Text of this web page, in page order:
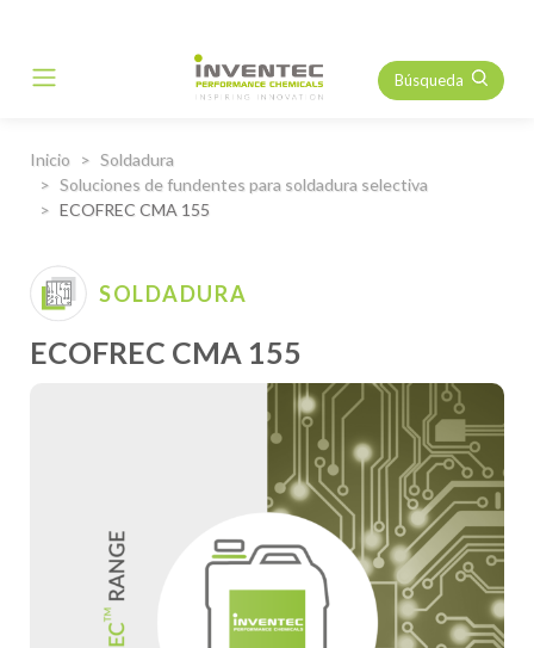
Main Navigation Búsqueda
Inicio
Soldadura
Soluciones de fundentes para soldadura selectiva
ECOFREC CMA 155
SOLDADURA
ECOFREC CMA 155